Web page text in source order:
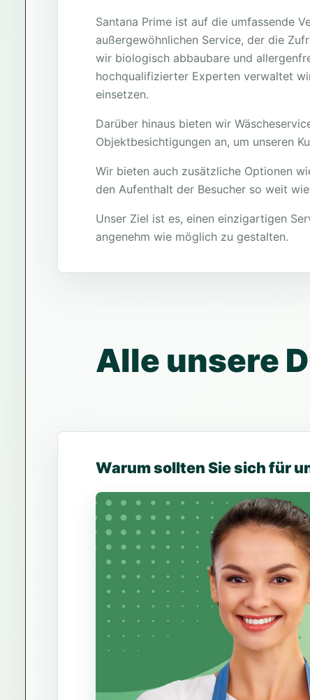
Santana Prime ist auf die umfassende
außergewöhnlichen Service, der die
wir biologisch abbaubare und
hochqualifizierter Experten verwaltet
einsetzen.
Darüber hinaus bieten wir
Objektbesichtigungen an, um unseren
Wir bieten auch zusätzliche Optionen
den Aufenthalt der Besucher so weit
Unser Ziel ist es, einen einzigartigen
angenehm wie möglich zu gestalten.
Alle unsere
Warum sollten Sie sich für